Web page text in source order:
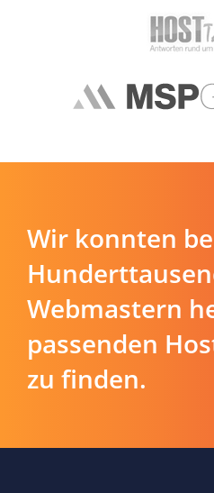
Wir konnten
Webmastern
passenden
zu finden.